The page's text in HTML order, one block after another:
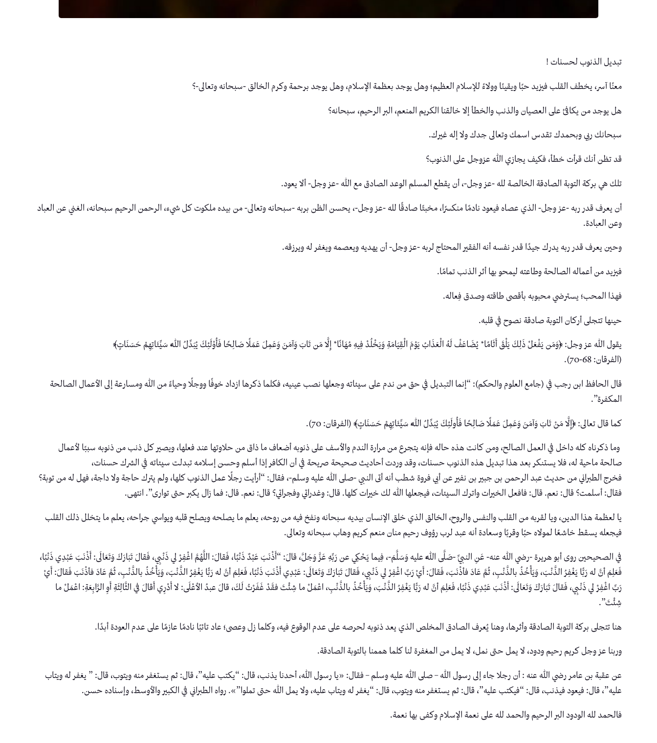
تبديل الذنوب لحسنات !
معنًا آسر، يخطف القلب فيزيد حبًا ويقينًا وولاءً للإسلام العظيم؛ وهل يوجد بعظمة الإسلام، وهل يوجد برحمة وكرم الخالق -سبحانه وتعالى-؟
هل يوجد من يكافئ على العصيان والذنب والخطأ إلا خالقنا الكريم المنعم، البر الرحيم، سبحانه؟
سبحانك ربي وبحمدك تقدس اسمك وتعالى جدك ولا إله غيرك.
قد تظن أنك قرأت خطأ، فكيف يجازي الله عزوجل على الذنوب؟
تلك هي بركة التوبة الصادقة الخالصة لله -عز وجل-، أن يقطع المسلم الوعد الصادق مع الله -عز وجل- ألا يعود.
أن يعرف قدر ربه -عز وجل- الذي عصاه فيعود نادمًا منكسرًا، مخبتًا صادقًا لله -عز وجل-، يحسن الظن بربه -سبحانه وتعالى- من بيده ملكوت كل شيء، الرحمن الرحيم سبحانه، الغني عن العباد
وعن العبادة.
وحين يعرف قدر ربه يدرك جيدًا قدر نفسه أنه الفقير المحتاج لربه -عز وجل- أن يهديه ويعصمه ويغفر له ويرزقه.
فيزيد من أعماله الصالحة وطاعته ليمحو بها أثر الذنب تمامًا.
فهذا المحب؛ يسترضي محبوبه بأقصى طاقته وصدق فِعاله.
حينها تتجلى أركان التوبة صادقة نصوح في قلبه.
يقول الله عز وجل: ﴿وَمَن يَفْعَلْ ذَلِكَ يَلْقَ أَثَامًا* يُضَاعَفْ لَهُ الْعَذَابُ يَوْمَ الْقِيَامَةِ وَيَخْلُدْ فِيهِ مُهَانًا* إِلَّا مَن تَابَ وَآمَنَ وَعَمِلَ عَمَلًا صَالِحًا فَأُوْلَئِكَ يُبَدِّلُ اللَّهُ سَيِّئَاتِهِمْ حَسَنَاتٍ﴾
(الفرقان: 68-70).
قال الحافظ ابن رجب في (جامع العلوم والحكم): “إنما التبديل في حق من ندم على سيئاته وجعلها نصب عينيه، فكلما ذكرها ازداد خوفًا ووجلًا وحياءً من الله ومسارعة إلى الأعمال الصالحة
المكفرة”.
كما قال تعالى: ﴿إِلَّا مَنْ تَابَ وَآمَنَ وَعَمِلَ عَمَلًا صَالِحًا فَأُولَئِكَ يُبَدِّلُ اللَّهُ سَيِّئَاتِهِمْ حَسَنَاتٍ﴾ (الفرقان: 70).
وما ذكرناه كله داخل في العمل الصالح، ومن كانت هذه حاله فإنه يتجرع من مرارة الندم والأسف على ذنوبه أضعاف ما ذاق من حلاوتها عند فعلها، ويصير كل ذنب من ذنوبه سببًا لأعمال
صالحة ماحية له، فلا يستنكر بعد هذا تبديل هذه الذنوب حسنات، وقد وردت أحاديث صحيحة صريحة في أن الكافر إذا أسلم وحسن إسلامه تبدلت سيئاته في الشرك حسنات،
فخرج الطبراني من حديث عبد الرحمن بن جبير بن نفير عن أبي فروة شطب أنه أتى النبي -صلى الله عليه وسلم-، فقال: “أرأيت رجلًا عمل الذنوب كلها، ولم يترك حاجة ولا داجة، فهل له من توبة؟
فقال: أسلمت؟ قال: نعم. قال: فافعل الخيرات واترك السيئات، فيجعلها الله لك خيرات كلها. قال: وغدراتي وفجراتي؟ قال: نعم. قال: فما زال يكبر حتى توارى”. انتهى.
يا لعظمة هذا الدين، ويا لقربه من القلب والنفس والروح، الخالق الذي خلق الإنسان بيديه سبحانه ونفخ فيه من روحه، يعلم ما يصلحه ويصلح قلبه ويواسي جراحه، يعلم ما يتخلل ذلك القلب
فيجعله يسقط خاشعًا لمولاه حبًا وقربًا وسعادة أنه عبد لرب رؤوف رحيم منان منعم كريم وهاب سبحانه وتعالى.
في الصحيحين روى أبو هريرة -رضي الله عنه- عَنِ النبيِّ -صَلَّى اللَّهُ عليه وَسَلَّمَ-، فِيما يَحْكِي عن رَبِّهِ عَزَّ وَجَلَّ، قالَ: “أَذْنَبَ عَبْدٌ ذَنْبًا، فَقالَ: اللَّهُمَّ اغْفِرْ لي ذَنْبِي، فَقالَ تَبَارَكَ وَتَعَالَى: أَذْنَبَ عَبْدِي ذَنْبًا،
فَعَلِمَ أنَّ له رَبًّا يَغْفِرُ الذَّنْبَ، وَيَأْخُذُ بالذَّنْبِ، ثُمَّ عَادَ فأذْنَبَ، فَقالَ: أَيْ رَبِّ اغْفِرْ لي ذَنْبِي، فَقالَ تَبَارَكَ وَتَعَالَى: عَبْدِي أَذْنَبَ ذَنْبًا، فَعَلِمَ أنَّ له رَبًّا يَغْفِرُ الذَّنْبَ، وَيَأْخُذُ بالذَّنْبِ، ثُمَّ عَادَ فأذْنَبَ فَقالَ: أَيْ
رَبِّ اغْفِرْ لي ذَنْبِي، فَقالَ تَبَارَكَ وَتَعَالَى: أَذْنَبَ عَبْدِي ذَنْبًا، فَعَلِمَ أنَّ له رَبًّا يَغْفِرُ الذَّنْبَ، وَيَأْخُذُ بالذَّنْبِ، اعْمَلْ ما شِئْتَ فقَدْ غَفَرْتُ لَكَ، قالَ عبدُ الأعْلَى: لا أَدْرِي أَقالَ في الثَّالِثَةِ أَوِ الرَّابِعَةِ: اعْمَلْ ما
شِئْتَ”.
هنا تتجلى بركة التوبة الصادقة وأثرها، وهنا يُعرف الصادق المخلص الذي يعد ذنوبه لحرصه على عدم الوقوع فيه، وكلما زل وعصى؛ عاد تائبًا نادمًا عازمًا على عدم العودة أبدًا.
وربنا عز وجل كريم رحيم ودود، لا يمل حتى نمل، لا يمل من المغفرة لنا كلما هممنا بالتوبة الصادقة.
عن عقبة بن عامر رضي الله عنه : أن رجلا جاء إلى رسول الله – صلى الله عليه وسلم – فقال: «يا رسول الله، أحدنا يذنب، قال: “يكتب عليه”، قال: ثم يستغفر منه ويتوب، قال: ” يغفر له ويتاب
عليه”، قال: فيعود فيذنب، قال: “فيكتب عليه”، قال: ثم يستغفر منه ويتوب، قال: “يغفر له ويتاب عليه، ولا يمل الله حتى تملوا”». رواه الطبراني في الكبير والأوسط، وإسناده حسن.
فالحمد لله الودود البر الرحيم والحمد لله على نعمة الإسلام وكفى بها نعمة.